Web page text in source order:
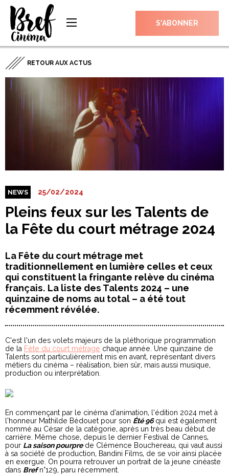
S’ABONNER
RETOUR AUX ACTUS
NEWS 25/02/2024
Pleins feux sur les Talents de
la Fête du court métrage 2024
La Fête du court métrage met
traditionnellement en lumière celles et ceux
qui constituent la fringante relève du cinéma
français. La liste des Talents 2024 – une
quinzaine de noms au total – a été tout
récemment révélée.
C’est l’un des volets majeurs de la pléthorique programmation
de la Fête du court métrage chaque année. Une quinzaine de
Talents sont particulièrement mis en avant, représentant divers
métiers du cinéma – réalisation, bien sûr, mais aussi musique,
production ou interprétation.
En commençant par le cinéma d’animation, l’édition 2024 met à
l’honneur Mathilde Bédouet pour son Été 96qui est également
nommé au César de la catégorie, après un très beau début de
carrière. Même chose, depuis le dernier Festival de Cannes,
pour La saison pourprede Clémence Bouchereau, qui vaut aussi
à sa société de production, Bandini Films, de se voir ainsi placée
en exergue. On pourra retrouver un portrait de la jeune cinéaste
dans Brefn°129, paru récemment.